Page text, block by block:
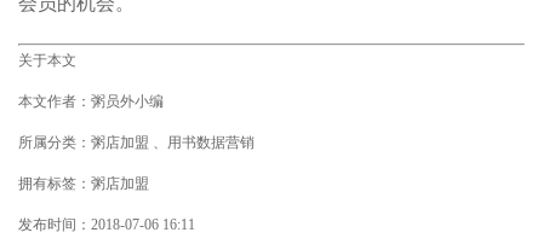
关于本文
本文作者：粥员外小编
所属分类：粥店加盟 、用书数据营销
拥有标签：粥店加盟
发布时间： 2018-07-06 16:11